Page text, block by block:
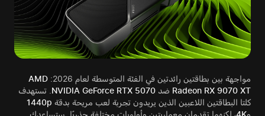
مواجهة بين بطاقتين رائدتين في الفئة المتوسطة لعام 2026:
AMD
Radeon RX 9070 XT ضد NVIDIA GeForce RTX 5070 . تستهدف
كلتا البطاقتين اللاعبين الذين يريدون تجربة لعب مريحة بدقة 1440p